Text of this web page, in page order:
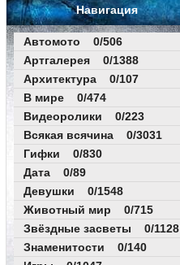
Навигация
Автомото 0/506
Артгалерея 0/1388
Архитектура 0/107
В мире 0/474
Видеоролики 0/223
Всякая всячина 0/3031
Гифки 0/830
Дата 0/89
Девушки 0/1548
Животный мир 0/715
Звёздные засветы 0/1128
Знаменитости 0/140